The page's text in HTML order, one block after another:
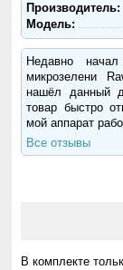
Модель:
Недавно
микрозелени
нашёл данный
товар быстро
мой аппарат
Все отзывы
В комплекте